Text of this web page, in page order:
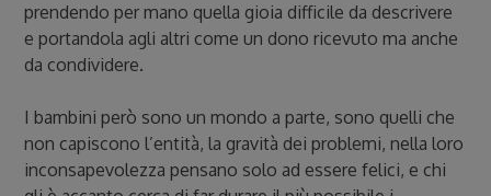
prendendo per mano quella gioia difficile da descrivere
e portandola agli altri come un dono ricevuto ma anche
da condividere.
I bambini però sono un mondo a parte, sono quelli che
non capiscono l’entità, la gravità dei problemi, nella loro
inconsapevolezza pensano solo ad essere felici, e chi